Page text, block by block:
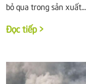
bỏ qua trong sản xuất...
Đọc tiếp >